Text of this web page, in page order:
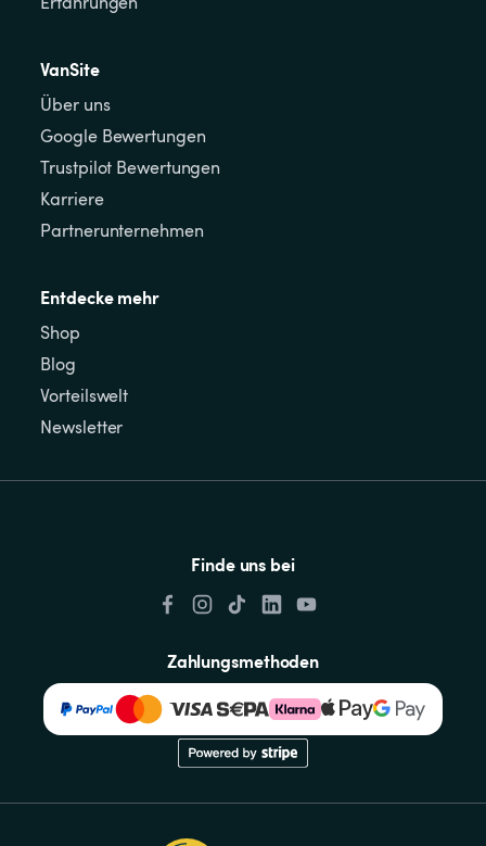
VanSite
Über uns
Google Bewertungen
Trustpilot Bewertungen
Karriere
Partnerunternehmen
Entdecke mehr
Shop
Blog
Vorteilswelt
Newsletter
Finde uns bei
Zahlungsmethoden